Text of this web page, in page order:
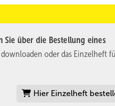
Sie über die Bestellung eines
oder das Einzelheft
Hier Einzelheft